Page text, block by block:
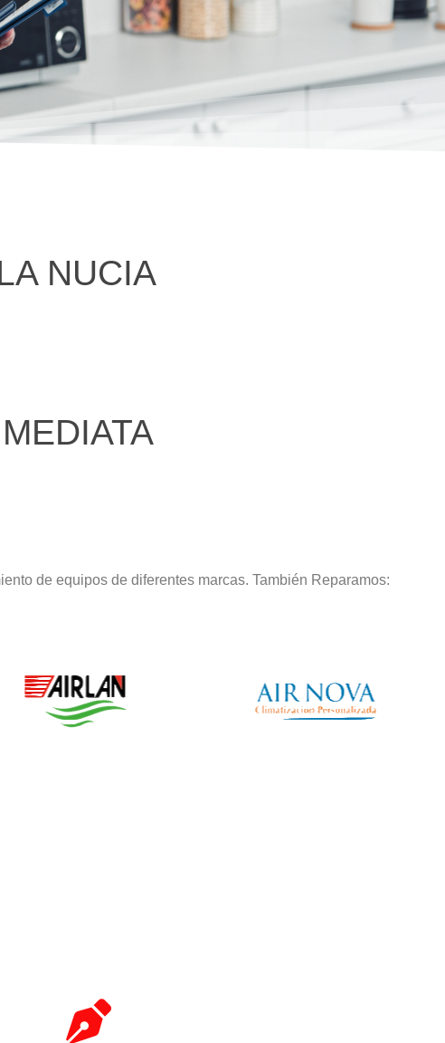
NUCIA
de equipos de diferentes marcas. También Reparamos: